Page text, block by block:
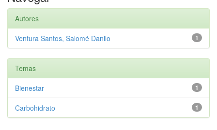
Autores
1
Ventura Santos, Salomé Danilo
Temas
1
Bienestar
1
Carbohidrato